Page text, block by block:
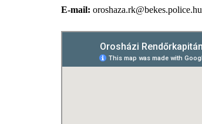
E-mail: oroshaza.rk@bekes.police.hu